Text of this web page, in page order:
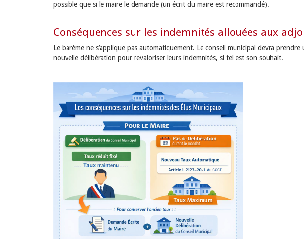
possible que si le maire le demande (un écrit du maire est recommandé).
Conséquences sur les indemnités allouées aux
Le barème ne s’applique pas automatiquement. Le conseil municipal devra prendre
nouvelle délibération pour revaloriser leurs indemnités, si tel est son souhait.